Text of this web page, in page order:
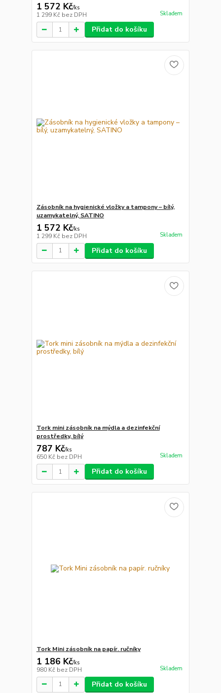
1 572 Kč/ks
1 299 Kč bez DPH Skladem
Přidat do košíku
Zásobník na hygienické vložky a tampony – bílý,
uzamykatelný, SATINO
1 572 Kč/ks
1 299 Kč bez DPH Skladem
Přidat do košíku
Tork mini zásobník na mýdla a dezinfekční
prostředky, bílý
787 Kč/ks
650 Kč bez DPH Skladem
Přidat do košíku
Tork Mini zásobník na papír. ručníky
1 186 Kč/ks
980 Kč bez DPH Skladem
Přidat do košíku